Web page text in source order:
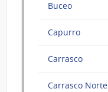
Buceo
Capurro
Carrasco
Carrasco Norte